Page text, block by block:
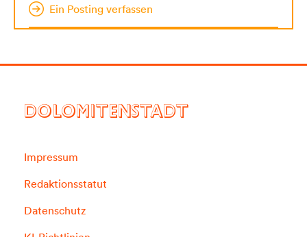
Ein Posting verfassen
DOLOMITENSTADT
Impressum
Redaktionsstatut
Datenschutz